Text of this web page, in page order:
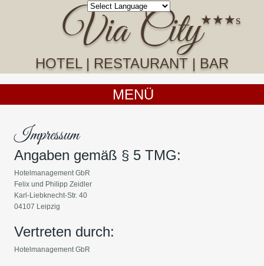
Via City
HOTEL | RESTAURANT | BAR
MENÜ
Impressum
Angaben gemäß § 5 TMG:
Hotelmanagement GbR
Felix und Philipp Zeidler
Karl-Liebknecht-Str. 40
04107 Leipzig
Vertreten durch:
Hotelmanagement GbR